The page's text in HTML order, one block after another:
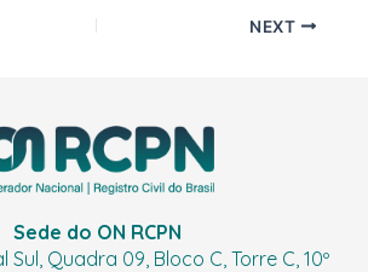
NEXT
Sede do ON RCPN
Quadra 09, Bloco C, Torre C, 10º